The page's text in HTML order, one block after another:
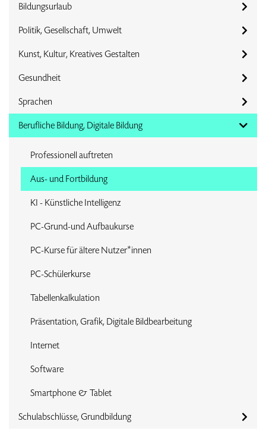
Bildungsurlaub
Politik, Gesellschaft, Umwelt
Kunst, Kultur, Kreatives Gestalten
Gesundheit
Sprachen
Berufliche Bildung, Digitale Bildung
Professionell auftreten
Aus- und Fortbildung
KI - Künstliche Intelligenz
PC-Grund-und Aufbaukurse
PC-Kurse für ältere Nutzer*innen
PC-Schülerkurse
Tabellenkalkulation
Präsentation, Grafik, Digitale Bildbearbeitung
Internet
Software
Smartphone & Tablet
Schulabschlüsse, Grundbildung